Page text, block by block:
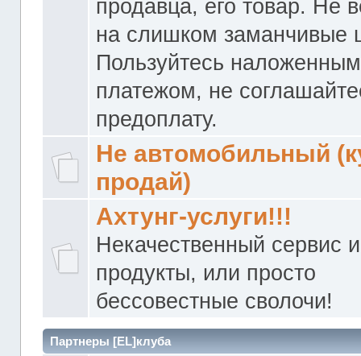
продавца, его товар. Не
на слишком заманчивые
Пользуйтесь наложенным
платежом, не
предоплату.
Не автомобильный
продай)
Ахтунг-услуги!!!
Некачественный сервис и
продукты, или просто
бессовестные сволочи!
Партнеры [EL]клуба